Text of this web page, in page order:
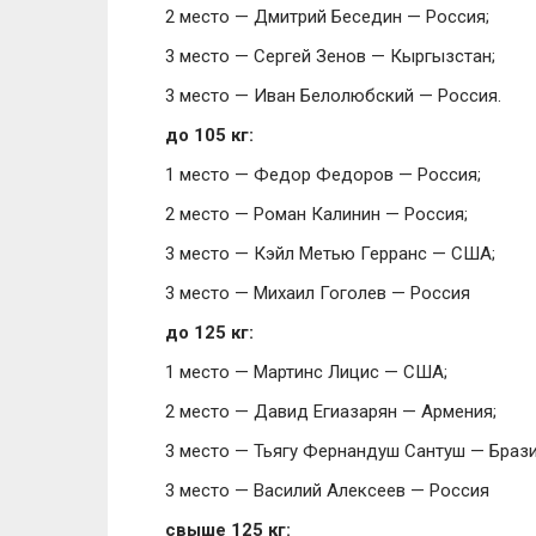
2 место — Дмитрий Беседин — Россия;
3 место — Сергей Зенов — Кыргызстан;
3 место — Иван Белолюбский — Россия.
до 105 кг:
1 место — Федор Федоров — Россия;
2 место — Роман Калинин — Россия;
3 место — Кэйл Метью Герранс — США;
3 место — Михаил Гоголев — Россия
до 125 кг:
1 место — Мартинс Лицис — США;
2 место — Давид Егиазарян — Армения;
3 место — Тьягу Фернандуш Сантуш —
3 место — Василий Алексеев — Россия
свыше 125 кг: